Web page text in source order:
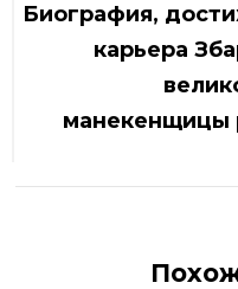
Биография,
карьера
манекенщицы